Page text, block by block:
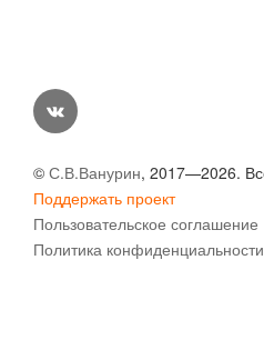
vk
© С.В.Ванурин, 2017—2026.
Поддержать проект
Пользовательское соглашение
Политика конфиденциальности